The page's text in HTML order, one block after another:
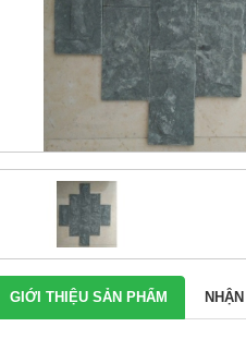
GIỚI THIỆU SẢN PHẨM